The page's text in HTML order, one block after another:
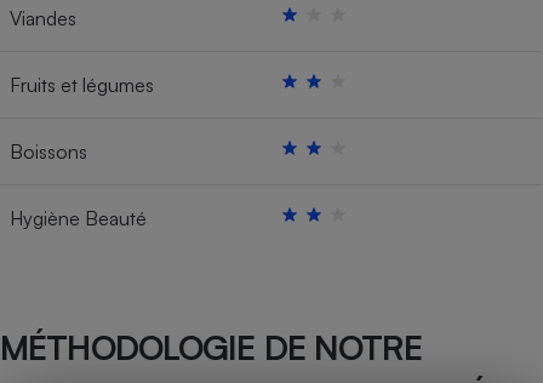
Viandes
Fruits et légumes
Boissons
Hygiène Beauté
MÉTHODOLOGIE DE NOTRE